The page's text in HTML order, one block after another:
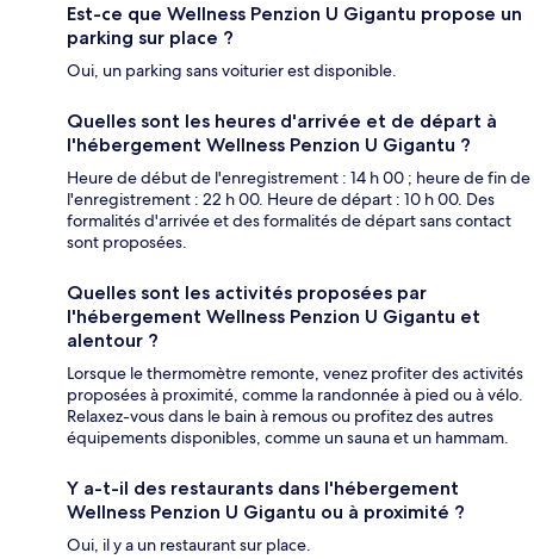
Est-ce que Wellness Penzion U Gigantu propose un
parking sur place ?
Oui, un parking sans voiturier est disponible.
Quelles sont les heures d'arrivée et de départ à
l'hébergement Wellness Penzion U Gigantu ?
Heure de début de l'enregistrement : 14 h 00 ; heure de fin de
l'enregistrement : 22 h 00. Heure de départ : 10 h 00. Des
formalités d'arrivée et des formalités de départ sans contact
sont proposées.
Quelles sont les activités proposées par
l'hébergement Wellness Penzion U Gigantu et
alentour ?
Lorsque le thermomètre remonte, venez profiter des activités
proposées à proximité, comme la randonnée à pied ou à vélo.
Relaxez-vous dans le bain à remous ou profitez des autres
équipements disponibles, comme un sauna et un hammam.
Y a-t-il des restaurants dans l'hébergement
Wellness Penzion U Gigantu ou à proximité ?
Oui, il y a un restaurant sur place.